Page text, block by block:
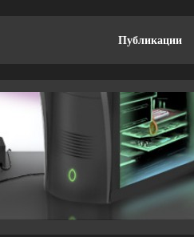
Публикации